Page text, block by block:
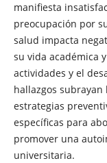
manifiesta
preocupación por
salud impacta
su vida académica
actividades y el
hallazgos
estrategias
específicas para
promover una
universitaria.